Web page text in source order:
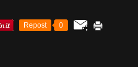
Repost 0